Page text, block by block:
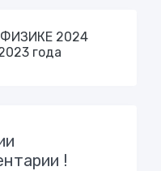
ФИЗИКЕ 2024
года
!